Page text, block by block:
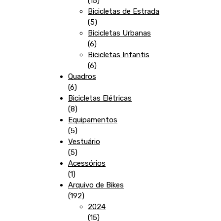
produtos
Bicicletas de Estrada
55
produtos
Bicicletas Urbanas
66
produtos
Bicicletas Infantis
66
produtos
Quadros
66
produtos
Bicicletas Elétricas
88
produtos
Equipamentos
55
produtos
Vestuário
55
produtos
Acessórios
11
produto
Arquivo de Bikes
192192
produtos
2024
1515